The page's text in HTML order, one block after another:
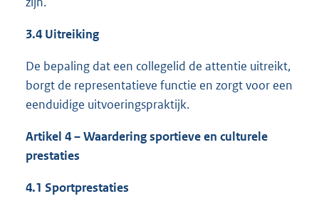
3.4 Uitreiking
De bepaling dat een collegelid de attentie uitreikt,
borgt de representatieve functie en zorgt voor een
eenduidige uitvoeringspraktijk.
Artikel 4 – Waardering sportieve en culturele
prestaties
4.1 Sportprestaties